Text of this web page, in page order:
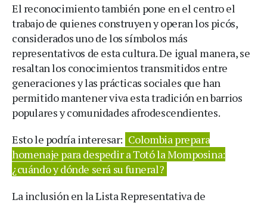
El reconocimiento también pone en el centro el
trabajo de quienes construyen y operan los picós,
considerados uno de los símbolos más
representativos de esta cultura. De igual manera, se
resaltan los conocimientos transmitidos entre
generaciones y las prácticas sociales que han
permitido mantener viva esta tradición en barrios
populares y comunidades afrodescendientes.
Esto le podría interesar: Colombia prepara
homenaje para despedir a Totó la Momposina:
¿cuándo y dónde será su funeral?
La inclusión en la Lista Representativa de